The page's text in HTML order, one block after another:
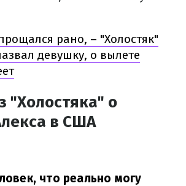
рано, – "Холостяк"
девушку, о вылете
"Холостяка" о
в США
что реально могу